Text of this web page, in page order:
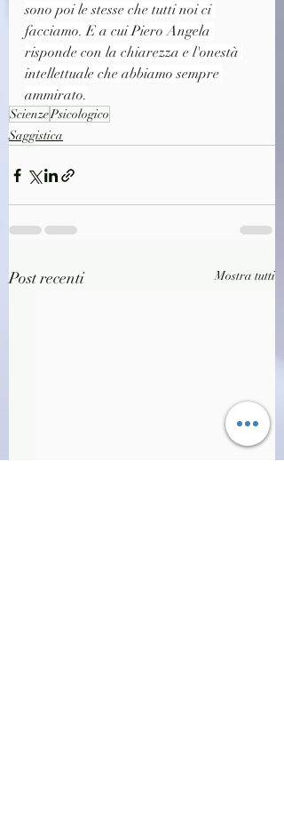
sono poi le stesse che tutti noi ci
facciamo. E a cui Piero Angela
risponde con la chiarezza e l'onestà
intellettuale che abbiamo sempre
ammirato.
ScienzePsicologico
Saggistica
Post recenti Mostra tutti